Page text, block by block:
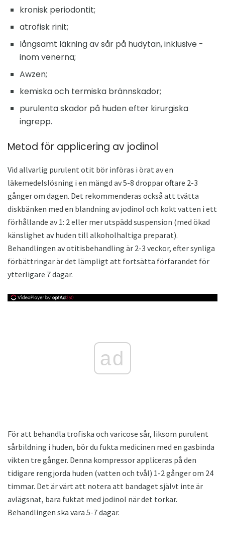
kronisk periodontit;
atrofisk rinit;
långsamt läkning av sår på hudytan, inklusive -
inom venerna;
Awzen;
kemiska och termiska brännskador;
purulenta skador på huden efter kirurgiska
ingrepp.
Metod för applicering av jodinol
Vid allvarlig purulent otit bör införas i örat av en
läkemedelslösning i en mängd av 5-8 droppar oftare 2-3
gånger om dagen. Det rekommenderas också att tvätta
diskbänken med en blandning av jodinol och kokt vatten i ett
förhållande av 1: 2 eller mer utspädd suspension (med ökad
känslighet av huden till alkoholhaltiga preparat).
Behandlingen av otitisbehandling är 2-3 veckor, efter synliga
förbättringar är det lämpligt att fortsätta förfarandet för
ytterligare 7 dagar.
ad
För att behandla trofiska och varicose sår, liksom purulent
sårbildning i huden, bör du fukta medicinen med en gasbinda
vikten tre gånger. Denna kompressor appliceras på den
tidigare rengjorda huden (vatten och tvål) 1-2 gånger om 24
timmar. Det är värt att notera att bandaget självt inte är
avlägsnat, bara fuktat med jodinol när det torkar.
Behandlingen ska vara 5-7 dagar.